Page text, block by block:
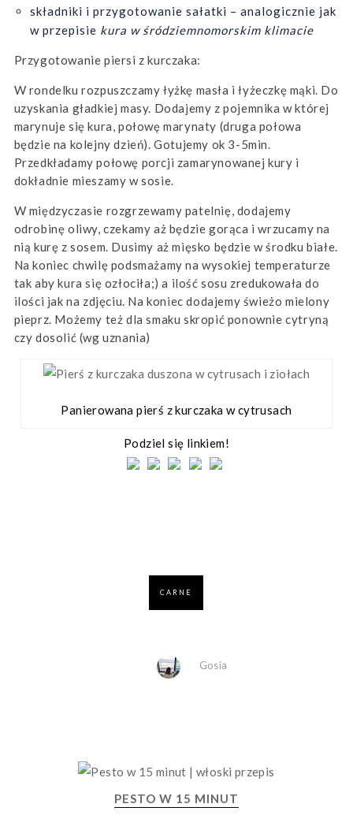
składniki i przygotowanie sałatki – analogicznie jak
w przepisie kura w śródziemnomorskim klimacie
Przygotowanie piersi z kurczaka:
W rondelku rozpuszczamy łyżkę masła i łyżeczkę mąki. Do
uzyskania gładkiej masy. Dodajemy z pojemnika w której
marynuje się kura, połowę marynaty (druga połowa
będzie na kolejny dzień). Gotujemy ok 3-5min.
Przedkładamy połowę porcji zamarynowanej kury i
dokładnie mieszamy w sosie.
W międzyczasie rozgrzewamy patelnię, dodajemy
odrobinę oliwy, czekamy aż będzie gorąca i wrzucamy na
nią kurę z sosem. Dusimy aż mięsko będzie w środku białe.
Na koniec chwilę podsmażamy na wysokiej temperaturze
tak aby kura się ozłociła;) a ilość sosu zredukowała do
ilości jak na zdjęciu. Na koniec dodajemy świeżo mielony
pieprz. Możemy też dla smaku skropić ponownie cytryną
czy dosolić (wg uznania)
Panierowana pierś z kurczaka w cytrusach
Podziel się linkiem!
CARNE
Gosia
PESTO W 15 MINUT